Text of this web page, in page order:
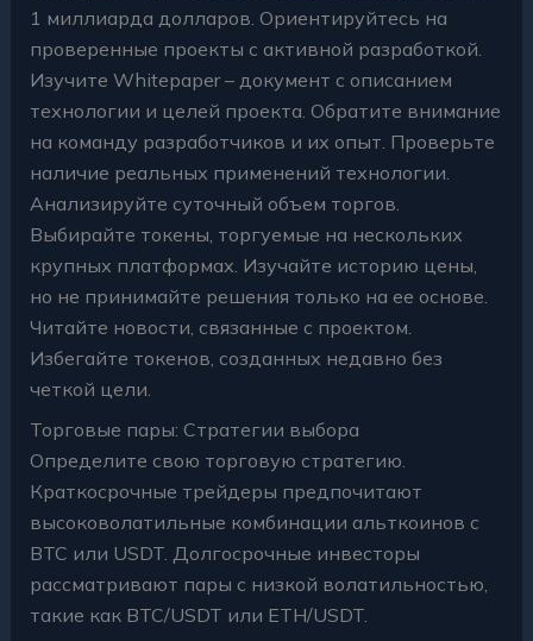
1 миллиарда долларов. Ориентируйтесь на
проверенные проекты с активной разработкой.
Изучите Whitepaper – документ с описанием
технологии и целей проекта. Обратите внимание
на команду разработчиков и их опыт. Проверьте
наличие реальных применений технологии.
Анализируйте суточный объем торгов.
Выбирайте токены, торгуемые на нескольких
крупных платформах. Изучайте историю цены,
но не принимайте решения только на ее основе.
Читайте новости, связанные с проектом.
Избегайте токенов, созданных недавно без
четкой цели.
Торговые пары: Стратегии выбора
Определите свою торговую стратегию.
Краткосрочные трейдеры предпочитают
высоковолатильные комбинации альткоинов с
BTC или USDT. Долгосрочные инвесторы
рассматривают пары с низкой волатильностью,
такие как BTC/USDT или ETH/USDT.